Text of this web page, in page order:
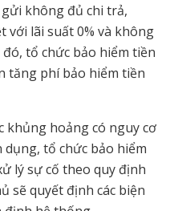
không đủ chi trả,
với lãi suất 0% và không
tổ chức bảo hiểm tiền
tăng phí bảo hiểm tiền
khủng hoảng có nguy cơ
tổ chức bảo hiểm
lý sự cố theo quy định
sẽ quyết định các biện